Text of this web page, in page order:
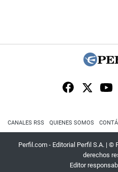
CANALES RSS QUIENES SOMOS
Perfil.com - Editorial Perfil S.A. | ©
derechos
Editor